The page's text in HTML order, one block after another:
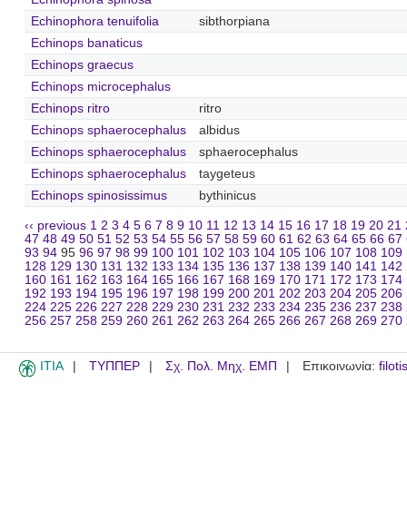
Echinophora tenuifolia
sibthorpiana
Echinops banaticus
Echinops graecus
Echinops microcephalus
Echinops ritro
ritro
Echinops sphaerocephalus
albidus
Echinops sphaerocephalus
sphaerocephalus
Echinops sphaerocephalus
taygeteus
Echinops spinosissimus
bythinicus
‹‹ previous 1 2 3 4 5 6 7 8 9 10 11 12 13 14 15 16 17 18 19 20 21
47 48 49 50 51 52 53 54 55 56 57 58 59 60 61 62 63 64 65 66 67
93 94 95 96 97 98 99 100 101 102 103 104 105 106 107 108 109
128 129 130 131 132 133 134 135 136 137 138 139 140 141 142
160 161 162 163 164 165 166 167 168 169 170 171 172 173 174
192 193 194 195 196 197 198 199 200 201 202 203 204 205 206
224 225 226 227 228 229 230 231 232 233 234 235 236 237 238
256 257 258 259 260 261 262 263 264 265 266 267 268 269 270
ITIA ΤΥΠΠΕΡ Σχ. Πολ. Μηχ. ΕΜΠ Επικοινωνία: